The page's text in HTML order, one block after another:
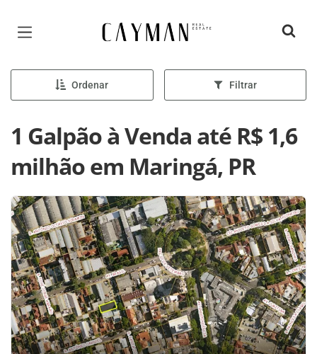
Página inicial
Ordenar Filtrar
1 Galpão à Venda até R$ 1,6
milhão em Maringá, PR